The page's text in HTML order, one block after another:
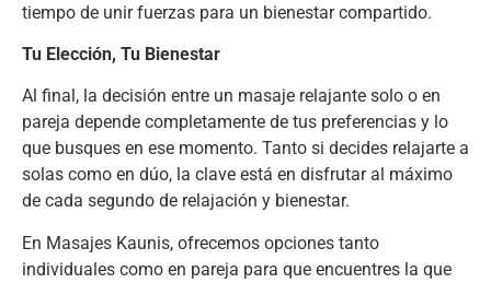
tiempo de unir fuerzas para un bienestar compartido.
Tu Elección, Tu Bienestar
Al final, la decisión entre un masaje relajante solo o en
pareja depende completamente de tus preferencias y lo
que busques en ese momento. Tanto si decides relajarte a
solas como en dúo, la clave está en disfrutar al máximo
de cada segundo de relajación y bienestar.
En Masajes Kaunis, ofrecemos opciones tanto
individuales como en pareja para que encuentres la que